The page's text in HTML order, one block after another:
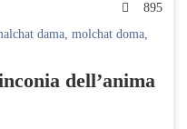
895
dama, molchat doma,
dell’anima